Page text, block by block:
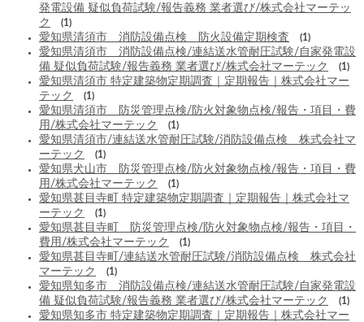
発電設備 疑似負荷試験/報告義務 業者選び/株式会社マーテッ
ク
(1)
愛知県清須市 消防設備点検 防火設備定期検査 (1)
愛知県清須市 消防設備点検/連結送水管耐圧試験/自家発電設
備 疑似負荷試験/報告義務 業者選び/株式会社マーテック
(1)
愛知県清須市 特定建築物定期調査｜定期報告｜株式会社マー
テック
(1)
愛知県清須市 防災管理点検/防火対象物点検/報告・項目・費
用/株式会社マーテック
(1)
愛知県清須市/連結送水管耐圧試験/消防設備点検 株式会社マ
ーテック
(1)
愛知県犬山市 防災管理点検/防火対象物点検/報告・項目・費
用/株式会社マーテック
(1)
愛知県甚目寺町 特定建築物定期調査｜定期報告｜株式会社マ
ーテック
(1)
愛知県甚目寺町 防災管理点検/防火対象物点検/報告・項目・
費用/株式会社マーテック
(1)
愛知県甚目寺町/連結送水管耐圧試験/消防設備点検 株式会社
マーテック
(1)
愛知県知多市 消防設備点検/連結送水管耐圧試験/自家発電設
備 疑似負荷試験/報告義務 業者選び/株式会社マーテック
(1)
愛知県知多市 特定建築物定期調査｜定期報告｜株式会社マー